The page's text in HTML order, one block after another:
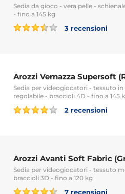
Sedia da gioco - vera pelle -
- fino a 145 kg
3 recensioni
Arozzi Vernazza Supersoft
Sedia per videogiocatori - tessuto in
regolabile - braccioli 4D - fino a 145
2 recensioni
Arozzi Avanti Soft Fabric
Sedia per videogiocatori - tessuto
braccioli 3D - fino a 120 kg
7 recensioni